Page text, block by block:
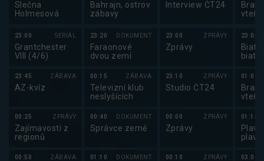
Slečna
Holmesová
23:00 SERIÁL
Grantchester
VIII (4/6)
23:45 ZÁBAVA
AZ-kvíz
00:25 ZPRÁVY
Zajímavosti z
regionů
00:50 ZÁBAVA
Bahrajn, ostrov
zábavy
23:20 DOKUMENT
Faraonové
dvou zemí
00:15 ZÁBAVA
Televizní klub
neslyšících
00:40 DOKUMENT
Správce země
01:10 DOKUMENT
Interview ČT24
23:00 ZPRÁVY
Zprávy
23:10 ZPRÁVY
Studio ČT24
00:00 ZPRÁVY
Zprávy
00:10 ZPRÁVY
23:05
01:00
01:15
03:00